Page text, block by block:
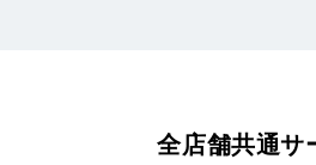
全店舗共通サ